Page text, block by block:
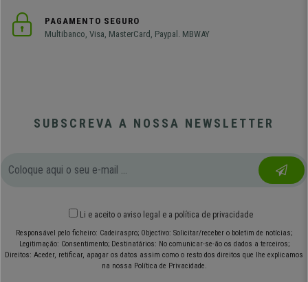
PAGAMENTO SEGURO
Multibanco, Visa, MasterCard, Paypal. MBWAY
SUBSCREVA A NOSSA NEWSLETTER
Li e aceito o aviso legal e a política de privacidade
Responsável pelo ficheiro: Cadeiraspro; Objectivo: Solicitar/receber o boletim de notícias;
Legitimação: Consentimento; Destinatários: No comunicar-se-ão os dados a terceiros;
Direitos: Aceder, retificar, apagar os datos assim como o resto dos direitos que lhe explicamos
na nossa Política de Privacidade.